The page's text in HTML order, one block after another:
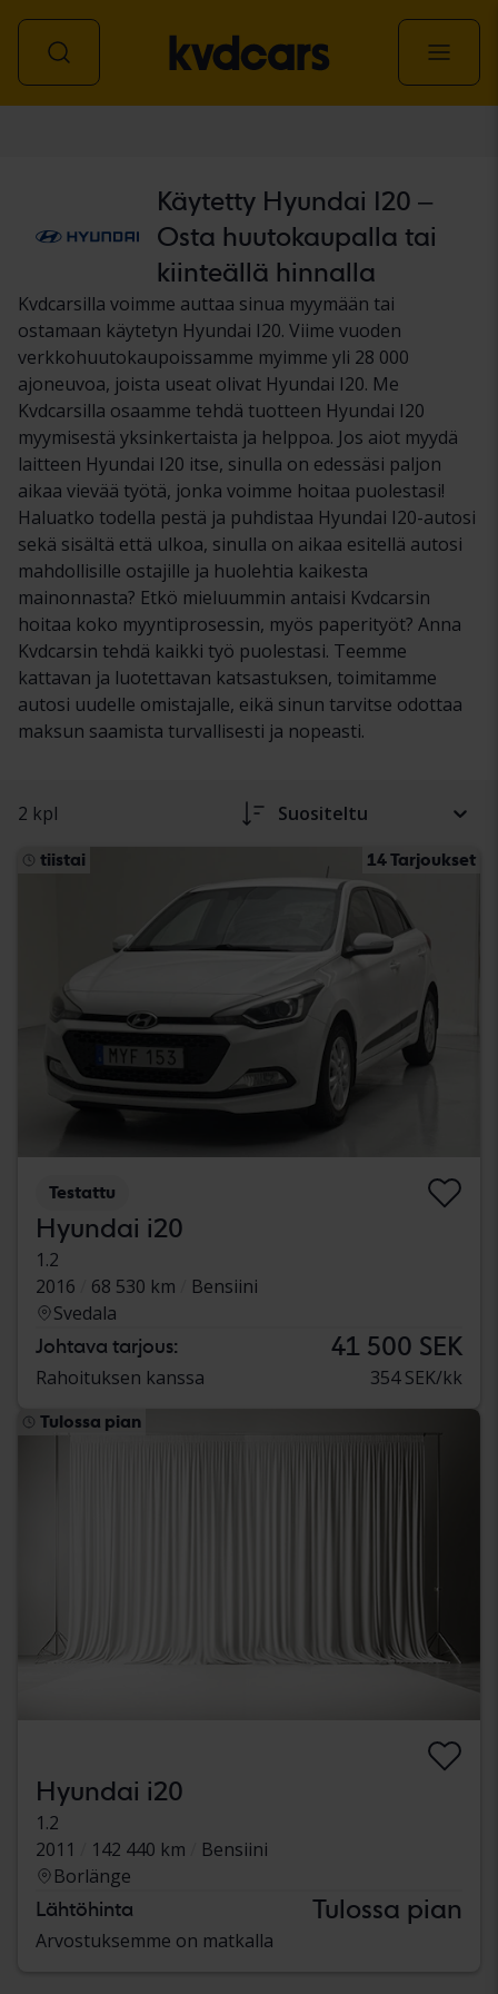
Käytetty Hyundai I20 –
Osta huutokaupalla tai
kiinteällä hinnalla
Kvdcarsilla voimme auttaa sinua myymään tai
ostamaan käytetyn Hyundai I20. Viime vuoden
verkkohuutokaupoissamme myimme yli 28 000
ajoneuvoa, joista useat olivat Hyundai I20. Me
Kvdcarsilla osaamme tehdä tuotteen Hyundai I20
myymisestä yksinkertaista ja helppoa. Jos aiot myydä
laitteen Hyundai I20 itse, sinulla on edessäsi paljon
aikaa vievää työtä, jonka voimme hoitaa puolestasi!
Haluatko todella pestä ja puhdistaa Hyundai I20-autosi
sekä sisältä että ulkoa, sinulla on aikaa esitellä autosi
mahdollisille ostajille ja huolehtia kaikesta
mainonnasta? Etkö mieluummin antaisi Kvdcarsin
hoitaa koko myyntiprosessin, myös paperityöt? Anna
Kvdcarsin tehdä kaikki työ puolestasi. Teemme
kattavan ja luotettavan katsastuksen, toimitamme
autosi uudelle omistajalle, eikä sinun tarvitse odottaa
maksun saamista turvallisesti ja nopeasti.
2 kpl Suositeltu
tiistai 14 Tarjoukset
Testattu
Hyundai i20
1.2
2016
68 530 km
Bensiini
Svedala
Johtava tarjous: 41 500 SEK
Rahoituksen kanssa 354 SEK/kk
Tulossa pian
Hyundai i20
1.2
2011
142 440 km
Bensiini
Borlänge
Lähtöhinta Tulossa pian
Arvostuksemme on matkalla